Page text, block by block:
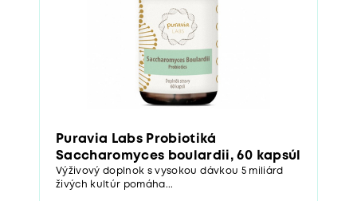
Puravia Labs Probiotiká
Saccharomyces boulardii, 60 kapsúl
Výživový doplnok s vysokou dávkou 5 miliárd
živých kultúr pomáha...